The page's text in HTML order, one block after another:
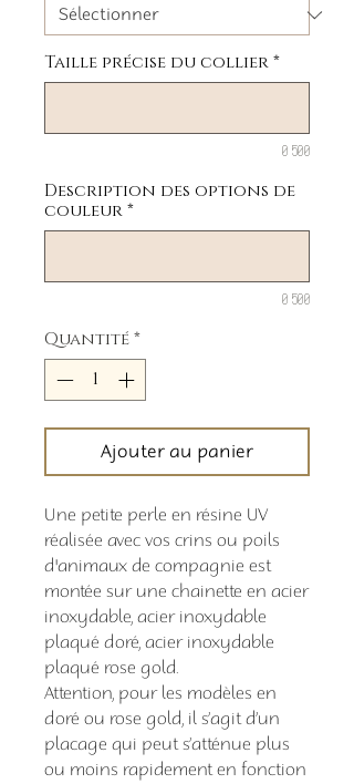
Taille précise du collier*
0/500
Description des options de
couleur*
0/500
Quantité*
Ajouter au panier
Une petite perle en résine UV
réalisée avec vos crins ou poils
d'animaux de compagnie est
montée sur une chainette en acier
inoxydable, acier inoxydable
plaqué doré, acier inoxydable
plaqué rose gold.
Attention, pour les modèles en
doré ou rose gold, il s’agit d’un
placage qui peut s’atténue plus
ou moins rapidement en fonction